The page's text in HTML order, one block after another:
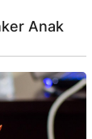
Anak